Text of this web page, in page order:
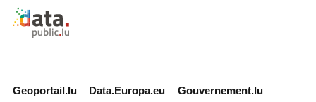
Retour à l'accueil de data.public.lu
Geoportail.lu Data.Europa.eu Gouvernement.lu